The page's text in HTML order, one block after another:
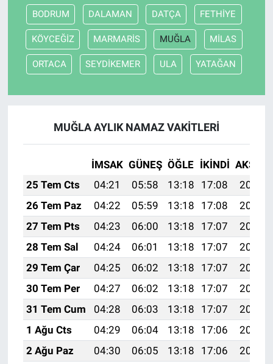
BODRUM DALAMAN DATÇA FETHİYE
KÖYCEĞİZ MARMARİS MUĞLA MİLAS
ORTACA SEYDİKEMER ULA YATAĞAN
MUĞLA AYLIK NAMAZ VAKITLERI
İMSAK GÜNEŞ ÖĞLE İKINDI AKŞAM
25 Tem Cts
04:21 05:58 13:18 17:08
20:28
26 Tem Paz
04:22 05:59 13:18 17:08
20:27
27 Tem Pts
04:23 06:00 13:18 17:07
20:26
28 Tem Sal
04:24 06:01 13:18 17:07
20:25
29 Tem Çar
04:25 06:02 13:18 17:07
20:25
30 Tem Per
04:27 06:02 13:18 17:07
20:24
31 Tem Cum
04:28 06:03 13:18 17:07
20:23
1 Ağu Cts
04:29 06:04 13:18 17:06
20:22
2 Ağu Paz
04:30 06:05 13:18 17:06
20:21